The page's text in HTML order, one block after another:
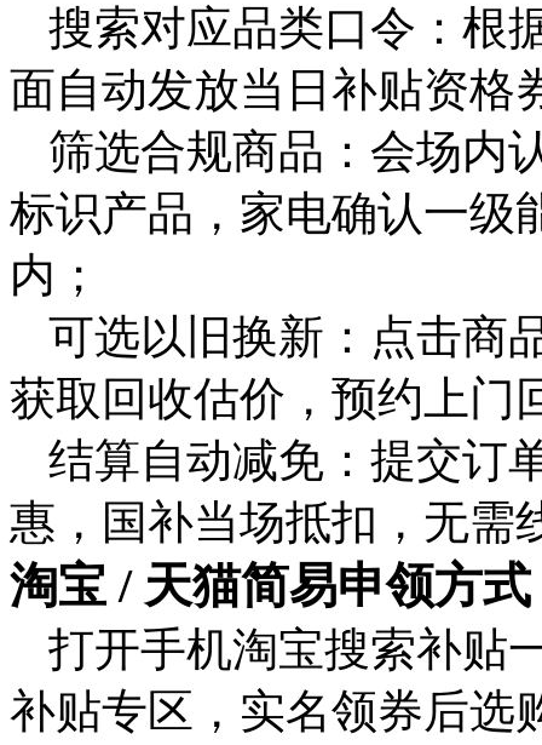
搜索对应品类口令：根
面自动发放当日补贴资格
筛选合规商品：会场内
标识产品，家电确认一级
内；
可选以旧换新：点击商
获取回收估价，预约上门
结算自动减免：提交订
惠，国补当场抵扣，无需
淘宝 / 天猫简易申领方式
打开手机淘宝搜索补贴
补贴专区，实名领券后选